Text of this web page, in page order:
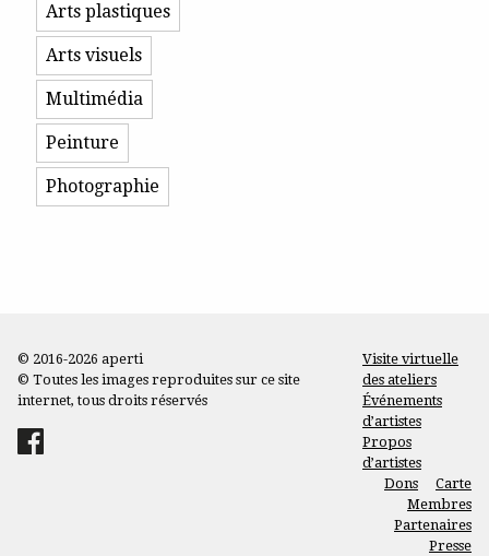
Arts plastiques
Arts visuels
Multimédia
Peinture
Photographie
© 2016-2026 aperti
© Toutes les images reproduites sur ce site
internet, tous droits réservés
Visite virtuelle
des ateliers
Événements
d’artistes
Propos
d’artistes
Dons
Carte
Membres
Partenaires
Presse